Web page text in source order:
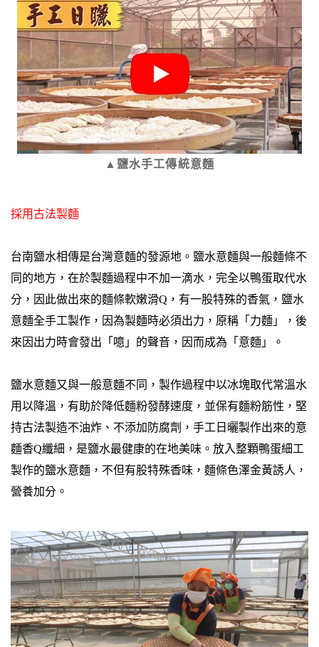
▲鹽水手工傳統意麵
採用古法製麵
台南鹽水相傳是台灣意麵的發源地。鹽水意麵與一般麵條不
同的地方，在於製麵過程中不加一滴水，完全以鴨蛋取代水
分，因此做出來的麵條軟嫩滑Q，有一股特殊的香氣，鹽水
意麵全手工製作，因為製麵時必須出力，原稱「力麵」，後
來因出力時會發出「噫」的聲音，因而成為「意麵」。
鹽水意麵又與一般意麵不同，製作過程中以冰塊取代常溫水
用以降溫，有助於降低麵粉發酵速度，並保有麵粉筋性，堅
持古法製造不油炸、不添加防腐劑，手工日曬製作出來的意
麵香Q纖細，是鹽水最健康的在地美味。放入整顆鴨蛋細工
製作的鹽水意麵，不但有股特殊香味，麵條色澤金黃誘人，
營養加分。